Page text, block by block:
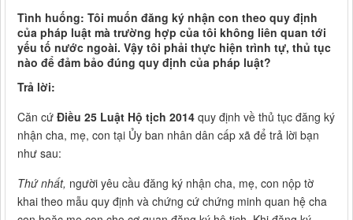
Tình huống: Tôi muốn đăng ký nhận con theo quy định
của pháp luật mà trường hợp của tôi không liên quan tới
yếu tố nước ngoài. Vậy tôi phải thực hiện trình tự, thủ tục
nào để đảm bảo đúng quy định của pháp luật?
Trả lời:
Căn cứ Điều 25 Luật Hộ tịch 2014 quy định về thủ tục đăng ký
nhận cha, mẹ, con tại Ủy ban nhân dân cấp xã để trả lời bạn
như sau:
Thứ nhất, người yêu cầu đăng ký nhận cha, mẹ, con nộp tờ
khai theo mẫu quy định và chứng cứ chứng minh quan hệ cha